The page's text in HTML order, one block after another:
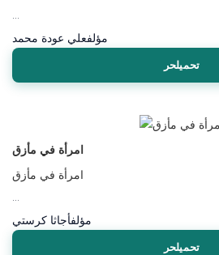
مؤلفعلي عودة محمد
تحميلحر
امرأة في مأزق
امرأة في مأزق
مؤلفأجاثا كرستي
تحميلحر